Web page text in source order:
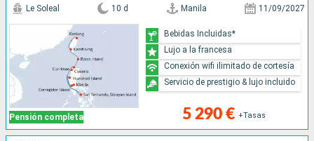
Pensión completa
Le Soleal 10 d Manila 11/09/2027
5 290 € +Tasas
Bebidas Incluidas*
Lujo a la francesa
Conexión wifi ilimitado de cortesía
Servicio de prestigio & lujo incluido